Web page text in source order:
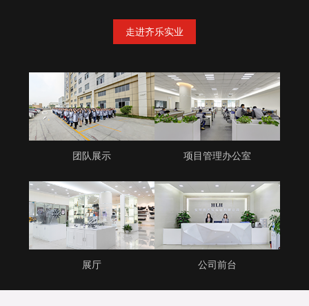
走进齐乐实业
团队展示 项目管理办公室
展厅 公司前台